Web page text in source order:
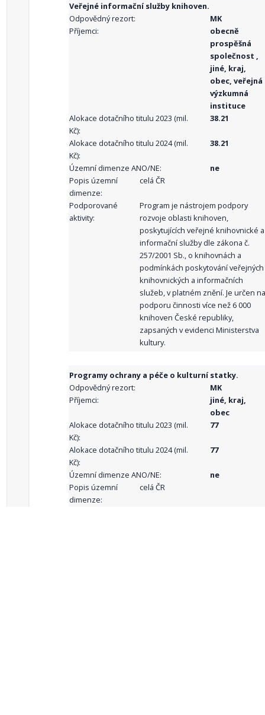
Veřejné informační služby knihoven.
Odpovědný rezort:
MK
Příjemci:
obecně
prospěšná
společnost ,
jiné, kraj,
obec, veřejná
výzkumná
instituce
Alokace dotačního titulu 2023 (mil.
Kč):
38.21
Alokace dotačního titulu 2024 (mil.
Kč):
38.21
Územní dimenze ANO/NE:
ne
Popis územní
dimenze:
celá ČR
Podporované
aktivity:
Program je nástrojem podpory
rozvoje oblasti knihoven,
poskytujících veřejné knihovnické a
informační služby dle zákona č.
257/2001 Sb., o knihovnách a
podmínkách poskytování veřejných
knihovnických a informačních
služeb, v platném znění. Je určen na
podporu činnosti více než 6 000
knihoven České republiky,
zapsaných v evidenci Ministerstva
kultury.
Programy ochrany a péče o kulturní statky.
Odpovědný rezort:
MK
Příjemci:
jiné, kraj,
obec
Alokace dotačního titulu 2023 (mil.
Kč):
77
Alokace dotačního titulu 2024 (mil.
Kč):
77
Územní dimenze ANO/NE:
ne
Popis územní
dimenze:
celá ČR